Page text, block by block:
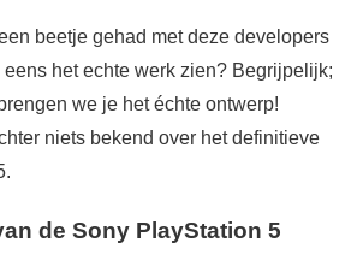
beetje gehad met deze developers
het echte werk zien? Begrijpelijk;
we je het échte ontwerp!
niets bekend over het definitieve
de Sony PlayStation 5